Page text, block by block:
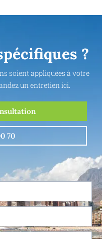
?
soient appliquées à votre
un entretien ici.
70